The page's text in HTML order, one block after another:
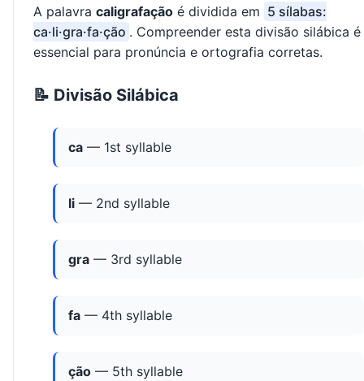
A palavra caligrafação é dividida em 5 sílabas:
ca·li·gra·fa·ção . Compreender esta divisão silábica é
essencial para pronúncia e ortografia corretas.
📝 Divisão Silábica
ca — 1st syllable
li — 2nd syllable
gra — 3rd syllable
fa — 4th syllable
ção — 5th syllable